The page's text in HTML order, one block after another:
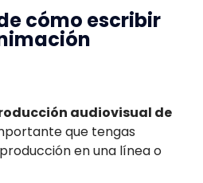
cómo escribir
audiovisual de
que tengas
en una línea o